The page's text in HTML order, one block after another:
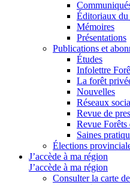
Éditoriaux du
Mémoires
Présentations
Publications et
Études
Infolettre
La forêt
Nouvelles
Réseaux
Revue de
Revue
Saines
Élections
J’accède à ma région
J’accède à ma région
Consulter la carte